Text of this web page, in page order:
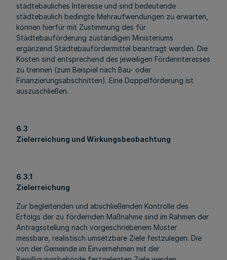
städtebauliches Interesse und sind bedeutende
städtebaulich bedingte Mehraufwendungen zu erwarten,
können hierfür mit Zustimmung des für
Städtebauförderung zuständigen Ministeriums
ergänzend Städtebaufördermittel beantragt werden. Die
Kosten sind entsprechend des jeweiligen Förderinteresses
zu trennen (zum Beispiel nach Bau- oder
Finanzierungsabschnitten). Eine Doppelförderung ist
auszuschließen.
6.3
Zielerreichung und Wirkungsbeobachtung
6.3.1
Zielerreichung
Zur begleitenden und abschließenden Kontrolle des
Erfolgs der zu fördernden Maßnahme sind im Rahmen der
Antragsstellung nach vorgeschriebenem Muster
messbare, realistisch umsetzbare Ziele festzulegen. Die
von der Gemeinde im Einvernehmen mit der